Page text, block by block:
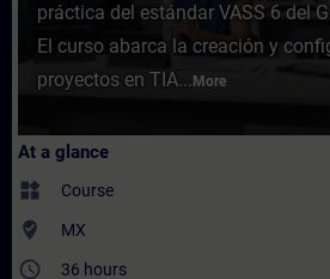
práctica del estándar VASS 6 del
El curso abarca la creación y
proyectos en TIA... More
At a glance
widgets Course
where_to_vote MX
access_time 36 hours